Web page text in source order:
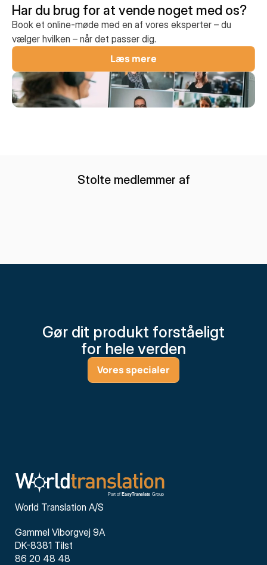
Har du brug for at vende noget med os?
Book et online-møde med en af vores eksperter – du
vælger hvilken – når det passer dig.
Læs mere
Stolte medlemmer af
Gør dit produkt forståeligt
for hele verden
Vores specialer
World Translation A/S
Gammel Viborgvej 9A
DK-8381 Tilst
86 20 48 48